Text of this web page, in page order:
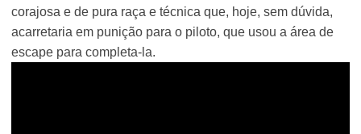
corajosa e de pura raça e técnica que, hoje, sem dúvida,
acarretaria em punição para o piloto, que usou a área de
escape para completa-la.